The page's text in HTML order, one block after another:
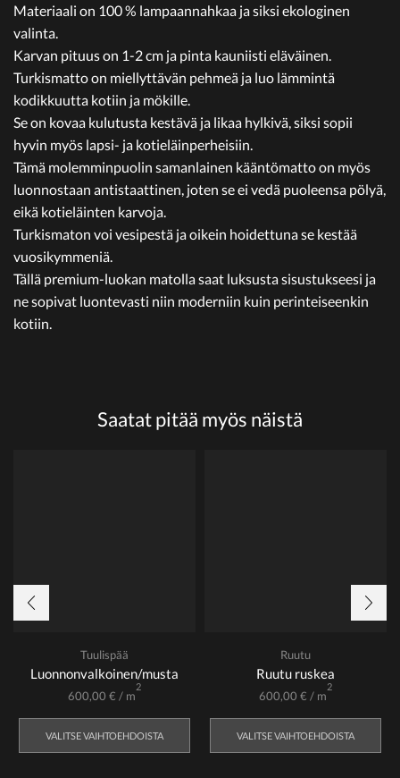
Materiaali on 100 % lampaannahkaa ja siksi ekologinen
valinta.
Karvan pituus on 1-2 cm ja pinta kauniisti eläväinen.
Turkismatto on miellyttävän pehmeä ja luo lämmintä
kodikkuutta kotiin ja mökille.
Se on kovaa kulutusta kestävä ja likaa hylkivä, siksi sopii
hyvin myös lapsi- ja kotieläinperheisiin.
Tämä molemminpuolin samanlainen kääntömatto on myös
luonnostaan antistaattinen, joten se ei vedä puoleensa pölyä,
eikä kotieläinten karvoja.
Turkismaton voi vesipestä ja oikein hoidettuna se kestää
vuosikymmeniä.
Tällä premium-luokan matolla saat luksusta sisustukseesi ja
ne sopivat luontevasti niin moderniin kuin perinteiseenkin
kotiin.
Saatat pitää myös näistä
Tuulispää
Luonnonvalkoinen/musta
600,00 € / m
2
VALITSE VAIHTOEHDOISTA
Ruutu
Ruutu ruskea
600,00 € / m
2
VALITSE VAIHTOEHDOISTA